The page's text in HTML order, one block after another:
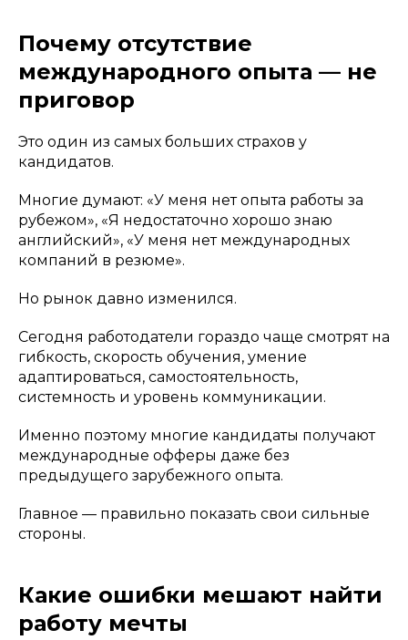
Почему отсутствие
международного опыта — не
приговор
Это один из самых больших страхов у
кандидатов.
Многие думают: «У меня нет опыта работы за
рубежом», «Я недостаточно хорошо знаю
английский», «У меня нет международных
компаний в резюме».
Но рынок давно изменился.
Сегодня работодатели гораздо чаще смотрят на
гибкость, скорость обучения, умение
адаптироваться, самостоятельность,
системность и уровень коммуникации.
Именно поэтому многие кандидаты получают
международные офферы даже без
предыдущего зарубежного опыта.
Главное — правильно показать свои сильные
стороны.
Какие ошибки мешают найти
работу мечты